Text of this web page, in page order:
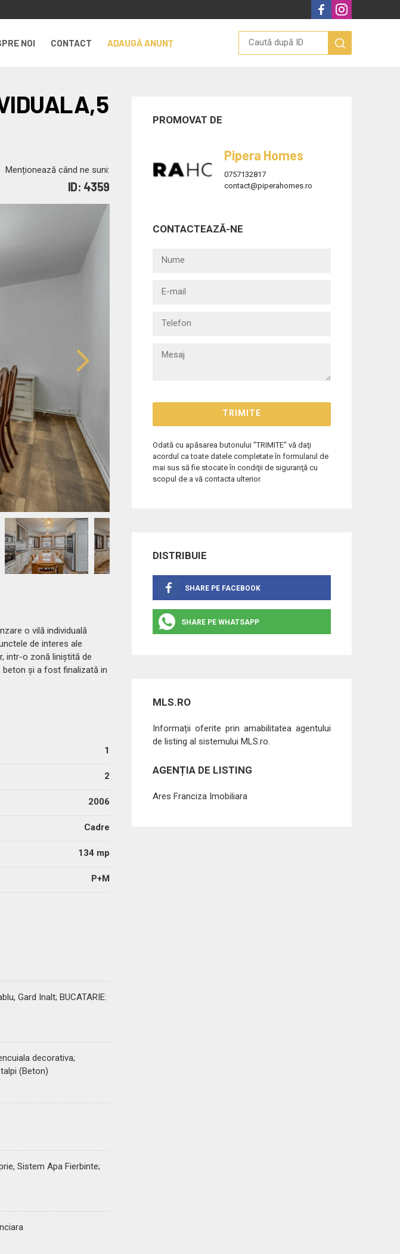
NOI CONTACT ADAUGĂ ANUNȚ
Menționează când ne suni:
ID: 4359
o vilă individuală
de interes ale
intr-o zonă liniștită de
beton și a fost finalizată in
1
2
2006
Cadre
134 mp
P+M
Gard Inalt; BUCATARIE:
decorativa;
(Beton)
Sistem Apa Fierbinte;
PROMOVAT DE
Pipera Homes
0757132817
contact@piperahomes.ro
CONTACTEAZĂ-NE
Odată cu apăsarea butonului "TRIMITE" vă daţi
acordul ca toate datele completate în formularul de
mai sus să fie stocate în condiţii de siguranţă cu
scopul de a vă contacta ulterior.
DISTRIBUIE
SHARE PE FACEBOOK
SHARE PE WHATSAPP
MLS.RO
Informații oferite prin amabilitatea agentului
de listing al sistemului MLS.ro.
AGENȚIA DE LISTING
Ares Franciza Imobiliara